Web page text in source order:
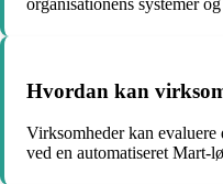
organisationens systemer og
Hvordan kan
Virksomheder kan evaluere
ved en automatiseret Mart-